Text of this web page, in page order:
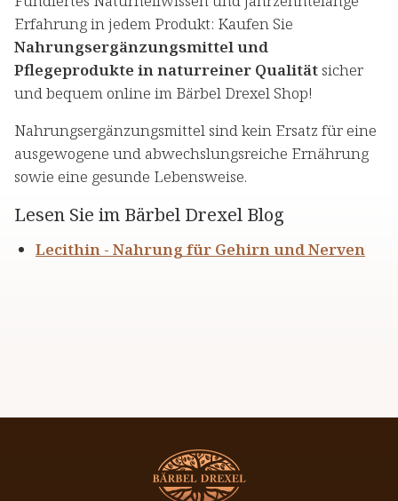
Erfahrung in jedem Produkt: Kaufen Sie
Nahrungsergänzungsmittel und
Pflegeprodukte in naturreiner Qualität sicher
und bequem online im Bärbel Drexel Shop!
Nahrungsergänzungsmittel sind kein Ersatz für eine
ausgewogene und abwechslungsreiche Ernährung
sowie eine gesunde Lebensweise.
Lesen Sie im Bärbel Drexel Blog
Lecithin - Nahrung für Gehirn und Nerven